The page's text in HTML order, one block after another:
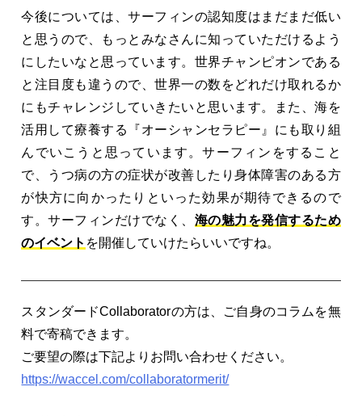
今後については、サーフィンの認知度はまだまだ低い
と思うので、もっとみなさんに知っていただけるよう
にしたいなと思っています。世界チャンピオンである
と注目度も違うので、世界一の数をどれだけ取れるか
にもチャレンジしていきたいと思います。また、海を
活用して療養する『オーシャンセラピー』にも取り組
んでいこうと思っています。サーフィンをすること
で、うつ病の方の症状が改善したり身体障害のある方
が快方に向かったりといった効果が期待できるので
す。サーフィンだけでなく、 海の魅力を発信するため
のイベント を開催していけたらいいですね。
スタンダードCollaboratorの方は、ご自身のコラムを無
料で寄稿できます。
ご要望の際は下記よりお問い合わせください。
https://waccel.com/collaboratormerit/